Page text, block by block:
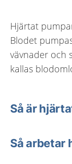
Hjärtat
Blodet
vävnader och
kallas
Så är
Så arbetar